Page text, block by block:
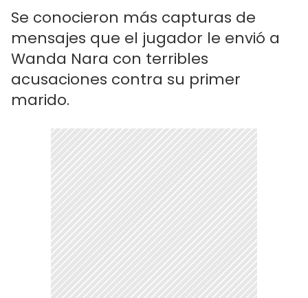
Se conocieron más capturas de
mensajes que el jugador le envió a
Wanda Nara con terribles
acusaciones contra su primer
marido.